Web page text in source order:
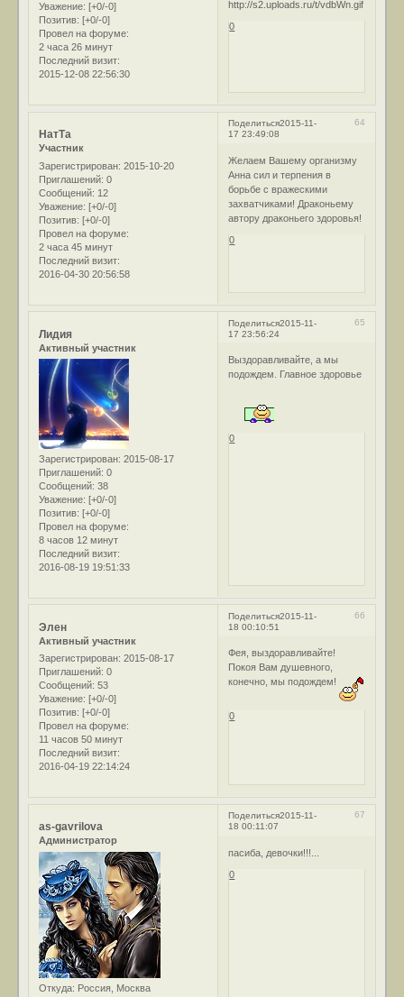
Уважение: [+0/-0]
Позитив: [+0/-0]
Провел на форуме:
2 часа 26 минут
Последний визит:
2015-12-08 22:56:30
0
Поделиться 64
2015-11-
17 23:49:08
НатТа
Участник
Зарегистрирован: 2015-10-20
Приглашений: 0
Сообщений: 12
Уважение: [+0/-0]
Позитив: [+0/-0]
Провел на форуме:
2 часа 45 минут
Последний визит:
2016-04-30 20:56:58
Желаем Вашему организму
Анна сил и терпения в
борьбе с вражескими
захватчиками! Драконьему
автору драконьего здоровья!
0
Поделиться 65
2015-11-
17 23:56:24
Лидия
Активный участник
Зарегистрирован: 2015-08-17
Приглашений: 0
Сообщений: 38
Уважение: [+0/-0]
Позитив: [+0/-0]
Провел на форуме:
8 часов 12 минут
Последний визит:
2016-08-19 19:51:33
Выздоравливайте, а мы
подождем. Главное здоровье
0
Поделиться 66
2015-11-
18 00:10:51
Элен
Активный участник
Зарегистрирован: 2015-08-17
Приглашений: 0
Сообщений: 53
Уважение: [+0/-0]
Позитив: [+0/-0]
Провел на форуме:
11 часов 50 минут
Последний визит:
2016-04-19 22:14:24
Фея, выздоравливайте!
Покоя Вам душевного,
конечно, мы подождем!
0
Поделиться 67
2015-11-
18 00:11:07
as-gavrilova
Администратор
Откуда: Россия, Москва
пасиба, девочки!!!...
0